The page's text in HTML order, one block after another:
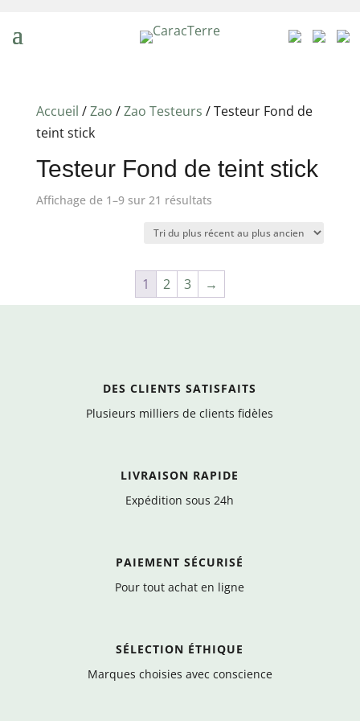
Accueil /Zao /Zao Testeurs / Testeur Fond de
teint stick
Testeur Fond de teint stick
Affichage de 1–9 sur 21 résultatsTrié
au
plus
1 2 3 →
DES CLIENTS SATISFAITS
Plusieurs milliers de clients fidèles
LIVRAISON RAPIDE
Expédition sous 24h
PAIEMENT SÉCURISÉ
Pour tout achat en ligne
SÉLECTION ÉTHIQUE
Marques choisies avec conscience